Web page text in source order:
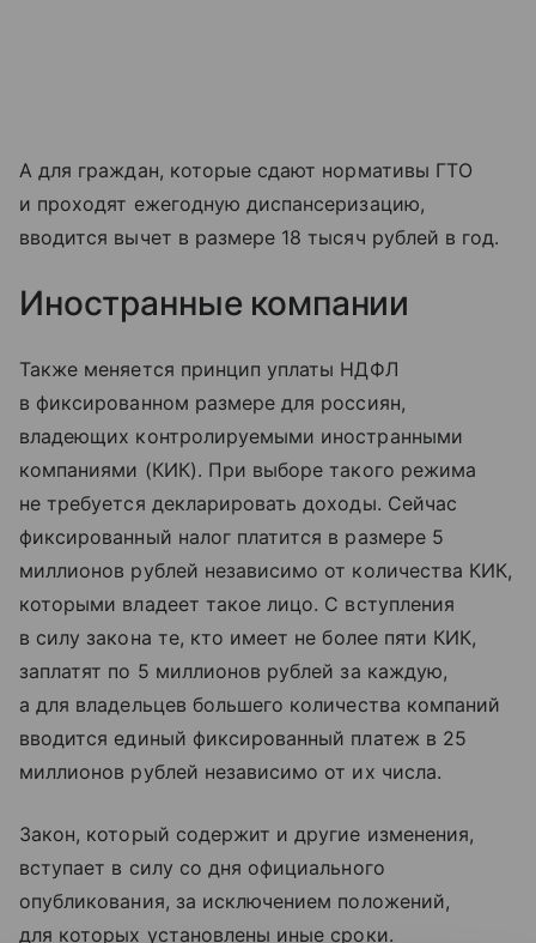
А для граждан, которые сдают нормативы ГТО
и проходят ежегодную диспансеризацию,
вводится вычет в размере 18 тысяч рублей в год.
Иностранные компании
Также меняется принцип уплаты НДФЛ
в фиксированном размере для россиян,
владеющих контролируемыми иностранными
компаниями (КИК). При выборе такого режима
не требуется декларировать доходы. Сейчас
фиксированный налог платится в размере 5
миллионов рублей независимо от количества КИК,
которыми владеет такое лицо. С вступления
в силу закона те, кто имеет не более пяти КИК,
заплатят по 5 миллионов рублей за каждую,
а для владельцев большего количества компаний
вводится единый фиксированный платеж в 25
миллионов рублей независимо от их числа.
Закон, который содержит и другие изменения,
вступает в силу со дня официального
опубликования, за исключением положений,
для которых установлены иные сроки.